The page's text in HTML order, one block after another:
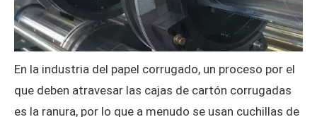
En la industria del papel corrugado, un proceso por el
que deben atravesar las cajas de cartón corrugadas
es la ranura, por lo que a menudo se usan cuchillas de